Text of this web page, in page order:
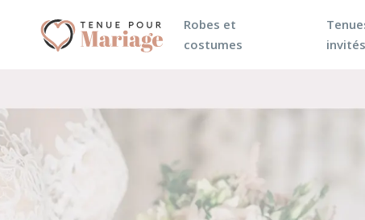
Robes et
costumes
invités